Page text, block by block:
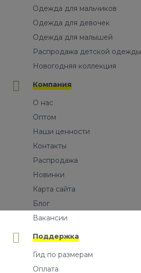
Одежда для мальчиков
Одежда для девочек
Одежда для малышей
Распродажа детской одежды
Новогодняя коллекция
Компания
О нас
Оптом
Наши ценности
Контакты
Распродажа
Новинки
Карта сайта
Блог
Вакансии
Поддержка
Гид по размерам
Оплата